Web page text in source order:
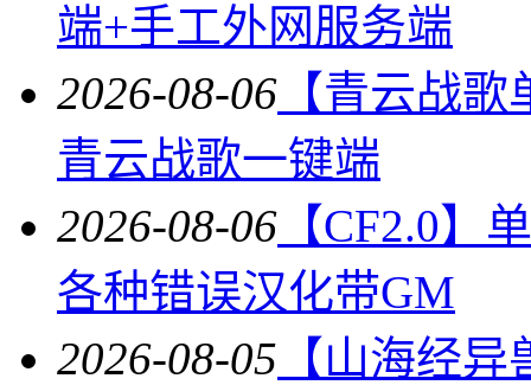
端+手工外网服务端
2026-08-06 【青云战
青云战歌一键端
2026-08-06 【CF2.0】
各种错误汉化带GM
2026-08-05 【山海经